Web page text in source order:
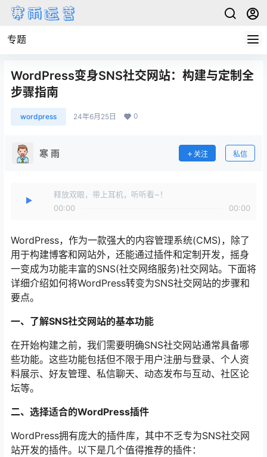
专题
WordPress变身SNS社交网站：构建与定制全
步骤指南
wordpress 24年6月25日 0
寒 雨 关注 私信
释放双眼，带上耳机，听听看~！
00:00
00:00
WordPress，作为一款强大的内容管理系统(CMS)，除了
用于构建博客和网站外，还能通过插件和定制开发，摇身
一变成为功能丰富的SNS(社交网络服务)社交网站。下面将
详细介绍如何将WordPress转变为SNS社交网站的步骤和
要点。
一、了解SNS社交网站的基本功能
在开始构建之前，我们需要明确SNS社交网站通常具备哪
些功能。这些功能包括但不限于用户注册与登录、个人资
料展示、好友管理、私信聊天、动态发布与互动、社区论
坛等。
二、选择适合的WordPress插件
WordPress拥有庞大的插件库，其中不乏专为SNS社交网
站开发的插件。以下是几个值得推荐的插件：